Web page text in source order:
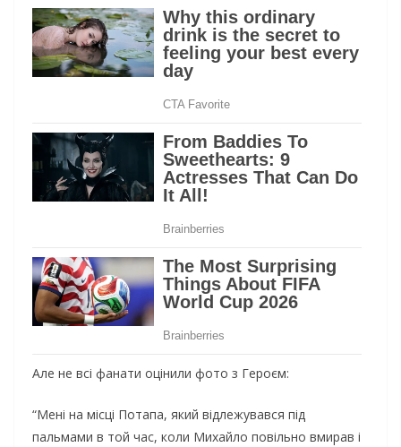
Але не всі фанати оцінили фото з Героєм:
“Мені на місці Потапа, який відлежувався під
пальмами в той час, коли Михайло повільно вмирав і